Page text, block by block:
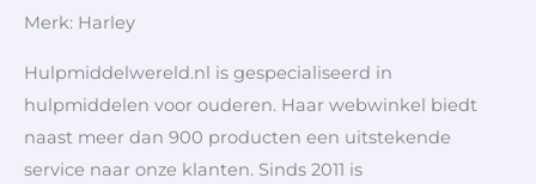
Merk: Harley
Hulpmiddelwereld.nl is gespecialiseerd in
hulpmiddelen voor ouderen. Haar webwinkel biedt
naast meer dan 900 producten een uitstekende
service naar onze klanten. Sinds 2011 is